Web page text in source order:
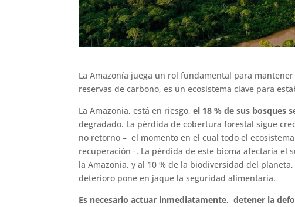
La Amazonía juega un rol fundamental para
reservas de carbono, es un ecosistema clave para
La Amazonia, está en riesgo,el 18 % de sus bosques
degradado. La pérdida de cobertura forestal sigue
no retorno – el momento en el cual todo el
recuperación -. La pérdida de este bioma afectaría el
la Amazonia, y al 10 % de la biodiversidad del
deterioro pone en jaque la seguridad alimentaria.
Es necesario actuar inmediatamente, detener la